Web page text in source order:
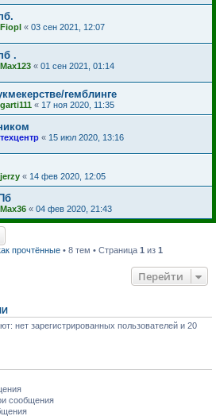
Fiopl « 03 сен 2021, 12:07
.
Max123 « 01 сен 2021, 01:14
гемблинге
garti111 « 17 ноя 2020, 11:35
техцентр « 15 июл 2020, 13:16
jerzy « 14 фев 2020, 12:05
Max36 « 04 фев 2020, 21:43
прочтённые• 8 тем • Страница 1 из 1
Перейти
нет зарегистрированных пользователей и 20
сообщения